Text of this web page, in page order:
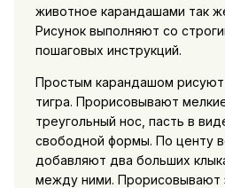
животное карандашами так
Рисунок выполняют со
пошаговых инструкций.
Простым карандашом рисуют
тигра. Прорисовывают
треугольный нос, пасть в
свободной формы. По центу
добавляют два больших
между ними. Прорисовывают